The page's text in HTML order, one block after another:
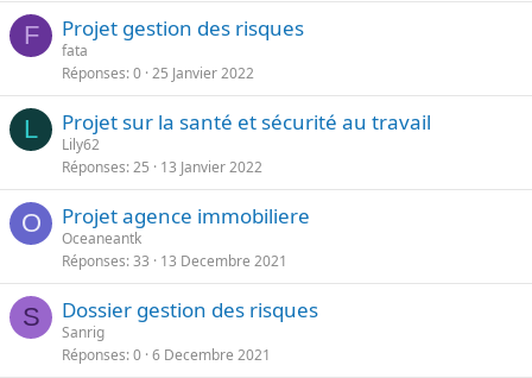
F Projet gestion des risques
fata
Réponses 0 25 Janvier 2022
L Projet sur la santé et sécurité au travail
Lily62
Réponses 25 13 Janvier 2022
O Projet agence immobiliere
Oceaneantk
Réponses 33 13 Decembre 2021
S Dossier gestion des risques
Sanrig
Réponses 0 6 Decembre 2021